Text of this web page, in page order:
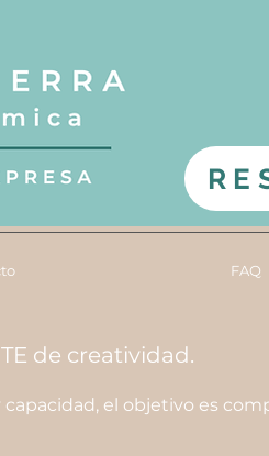
de creatividad.
el objetivo es
FAQ